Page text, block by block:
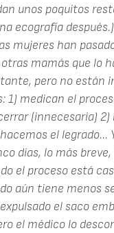
unos poquitos
ecografía
mujeres han
mamás que lo
pero no están
1) medican el
(innecesaria)
el legrado...
días, lo más
el proceso está
aún tiene menos
el saco
el médico lo